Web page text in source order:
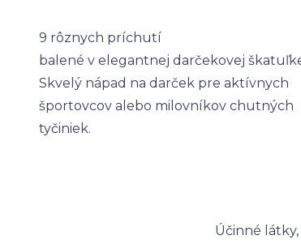
9 rôznych príchutí
balené v elegantnej darčekovej
Skvelý nápad na darček pre aktívnych
športovcov alebo milovníkov chutných
tyčiniek.
Účinné